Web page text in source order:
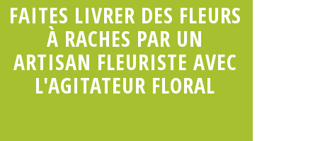
FAITES LIVRER DES FLEURS
À RACHES PAR UN
ARTISAN FLEURISTE AVEC
L'AGITATEUR FLORAL